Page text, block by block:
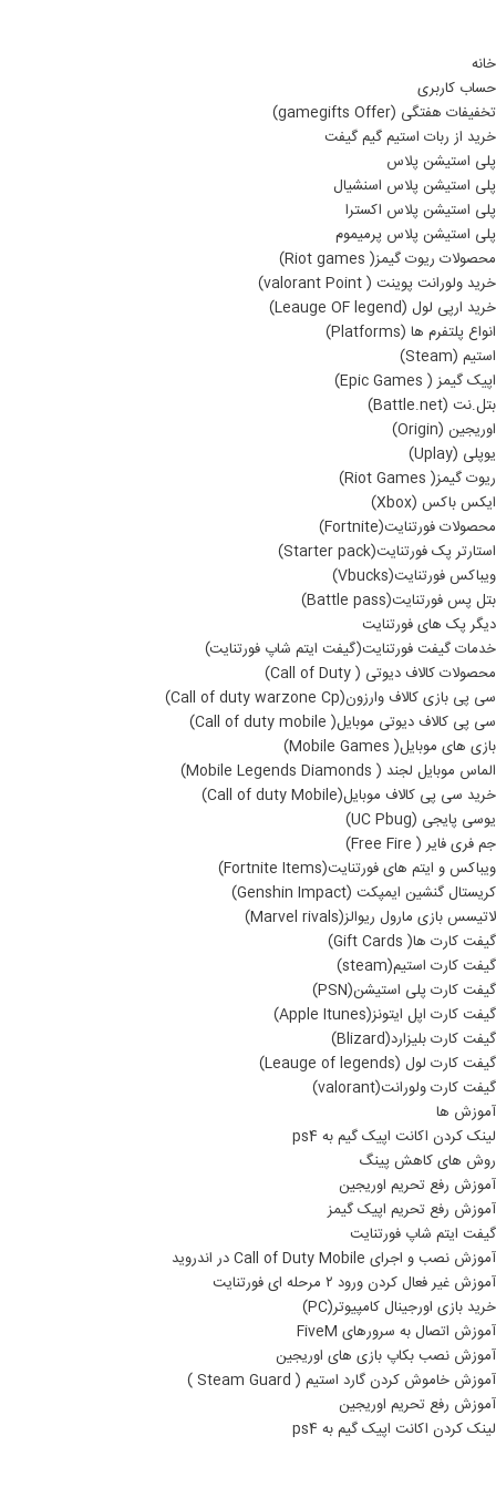
خانه
حساب کاربری
تخفیفات هفتگی (gamegifts Offer)
خرید از ربات استیم گیم گیفت
پلی استیشن پلاس
پلی استیشن پلاس اسنشیال
پلی استیشن پلاس اکسترا
پلی استیشن پلاس پرمیموم
محصولات ریوت گیمز( Riot games)
خرید ولورانت پوینت ( valorant Point)
خرید ارپی لول (Leauge OF legend)
انواع پلتفرم ها (Platforms)
استیم (Steam)
اپیک گیمز ( Epic Games)
بتل.نت (Battle.net)
اوریجین (Origin)
یوپلی (Uplay)
ریوت گیمز( Riot Games)
ایکس باکس (Xbox)
محصولات فورتنایت(Fortnite)
استارتر پک فورتنایت(Starter pack)
ویباکس فورتنایت(Vbucks)
بتل پس فورتنایت(Battle pass)
دیگر پک های فورتنایت
خدمات گیفت فورتنایت(گیفت ایتم شاپ فورتنایت)
محصولات کالاف دیوتی ( Call of Duty)
سی پی بازی کالاف وارزون(Call of duty warzone Cp)
سی پی کالاف دیوتی موبایل( Call of duty mobile)
بازی های موبایل( Mobile Games)
الماس موبایل لجند ( Mobile Legends Diamonds)
خرید سی پی کالاف موبایل(Call of duty Mobile)
یوسی پایجی (UC Pbug)
جم فری فایر ( Free Fire)
ویباکس و ایتم های فورتنایت(Fortnite Items)
کریستال گنشین ایمپکت (Genshin Impact)
لاتیسس بازی مارول ریوالز(Marvel rivals)
گیفت کارت ها( Gift Cards)
گیفت کارت استیم(steam)
گیفت کارت پلی استیشن(PSN)
گیفت کارت اپل ایتونز(Apple Itunes)
گیفت کارت بلیزارد(Blizard)
گیفت کارت لول (Leauge of legends)
گیفت کارت ولورانت(valorant)
آموزش ها
لینک کردن اکانت اپیک گیم به ps4
روش های کاهش پینگ
آموزش رفع تحریم اوریجین
آموزش رفع تحریم اپیک گیمز
گیفت ایتم شاپ فورتنایت
آموزش نصب و اجرای Call of Duty Mobile در اندروید
آموزش غیر فعال کردن ورود ۲ مرحله ای فورتنایت
خرید بازی اورجینال کامپیوتر(PC)
آموزش اتصال به سرورهای FiveM
آموزش نصب بکاپ بازی های اوریجین
آموزش خاموش کردن گارد استیم ( Steam Guard )
آموزش رفع تحریم اوریجین
لینک کردن اکانت اپیک گیم به ps4